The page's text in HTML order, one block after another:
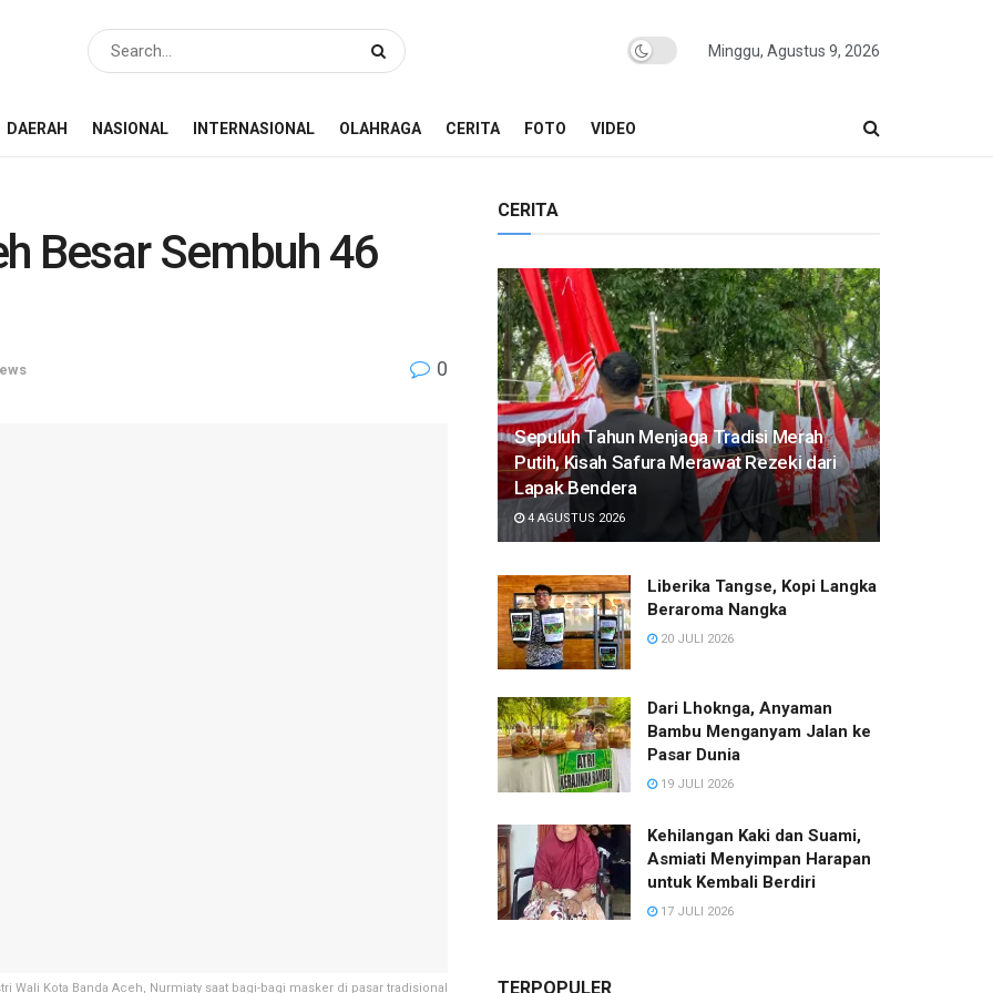
Minggu, Agustus 9, 2026
DAERAH NASIONAL INTERNASIONAL OLAHRAGA CERITA FOTO VIDEO
Besar Sembuh 46
0
Wali Kota Banda Aceh, Nurmiaty saat bagi-bagi masker di pasar tradisional
CERITA
Sepuluh Tahun Menjaga Tradisi Merah
Putih, Kisah Safura Merawat Rezeki dari
Lapak Bendera
4 AGUSTUS 2026
Liberika Tangse, Kopi Langka
Beraroma Nangka
20 JULI 2026
Dari Lhoknga, Anyaman
Bambu Menganyam Jalan ke
Pasar Dunia
19 JULI 2026
Kehilangan Kaki dan Suami,
Asmiati Menyimpan Harapan
untuk Kembali Berdiri
17 JULI 2026
TERPOPULER